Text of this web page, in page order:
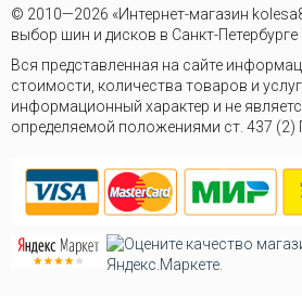
© 2010—2026 «Интернет-магазин
выбор шин и дисков в Санкт-Петербурге
Вся представленная на сайте
стоимости, количества товаров и
информационный характер и не
определяемой положениями ст. 437 (2)